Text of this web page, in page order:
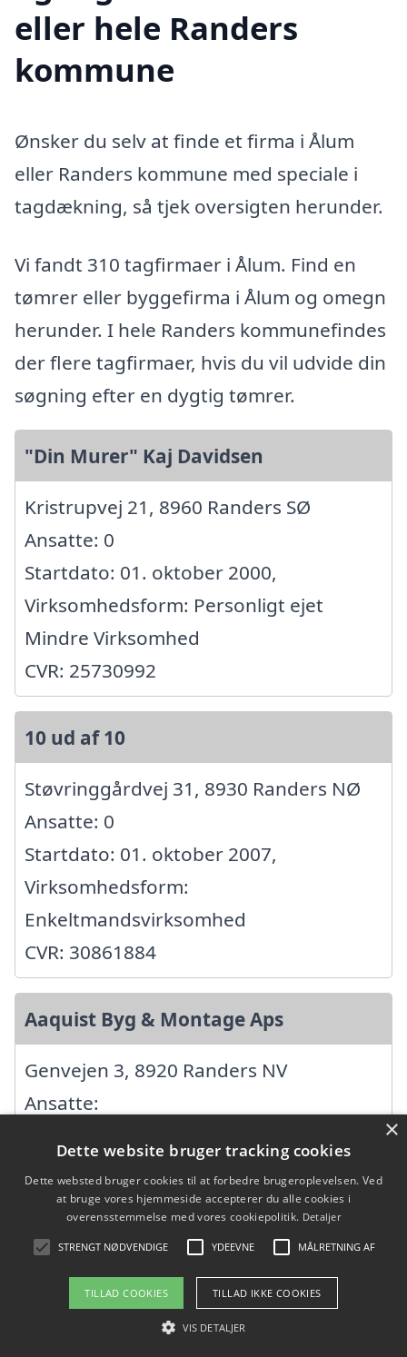
eller hele Randers
kommune
Ønsker du selv at finde et firma i Ålum
eller Randers kommune med speciale i
tagdækning, så tjek oversigten herunder.
Vi fandt 310 tagfirmaer i Ålum. Find en
tømrer eller byggefirma i Ålum og omegn
herunder. I hele Randers kommunefindes
der flere tagfirmaer, hvis du vil udvide din
søgning efter en dygtig tømrer.
"Din Murer" Kaj Davidsen
Kristrupvej 21, 8960 Randers SØ
Ansatte: 0
Startdato: 01. oktober 2000,
Virksomhedsform: Personligt ejet
Mindre Virksomhed
CVR: 25730992
10 ud af 10
Støvringgårdvej 31, 8930 Randers NØ
Ansatte: 0
Startdato: 01. oktober 2007,
Virksomhedsform:
Enkeltmandsvirksomhed
CVR: 30861884
Aaquist Byg & Montage Aps
Genvejen 3, 8920 Randers NV
Ansatte:
Virksomhedsform: Anpartsselskab
CVR: 44555557
Østrupvej 30, 8930 Randers NØ
×
Dette website bruger tracking cookies
Dette websted bruger cookies til at forbedre brugeroplevelsen. Ved
at bruge vores hjemmeside accepterer du alle cookies i
overensstemmelse med vores cookiepolitik. Detaljer
STRENGT NØDVENDIGE YDEEVNE MÅLRETNING AF
TILLAD COOKIES TILLAD IKKE COOKIES
VIS DETALJER